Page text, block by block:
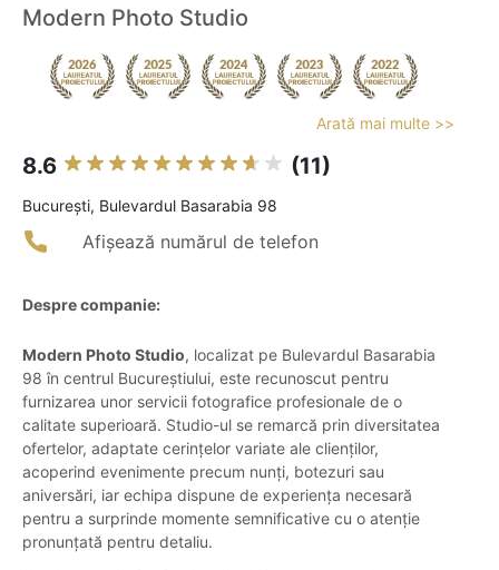
Modern Photo Studio
Arată mai multe >>
8.6 (11)
Bucureşti, Bulevardul Basarabia 98
Afișează numărul de telefon
Despre companie:
Modern Photo Studio, localizat pe Bulevardul Basarabia
98 în centrul Bucureștiului, este recunoscut pentru
furnizarea unor servicii fotografice profesionale de o
calitate superioară. Studio-ul se remarcă prin diversitatea
ofertelor, adaptate cerințelor variate ale clienților,
acoperind evenimente precum nunți, botezuri sau
aniversări, iar echipa dispune de experiența necesară
pentru a surprinde momente semnificative cu o atenție
pronunțată pentru detaliu.